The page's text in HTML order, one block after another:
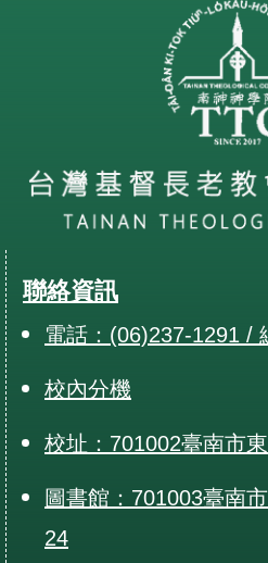
聯絡資訊
電話：(06)237-1291 /
校內分機
校址：701002臺南市
圖書館：701003臺南
24